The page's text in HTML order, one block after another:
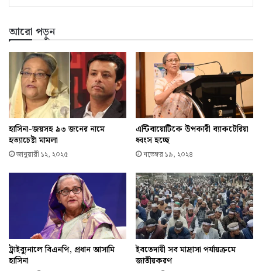
আরো পড়ুন
হাসিনা-জয়সহ ৯৩ জনের নামে
হত্যাচেষ্টা মামলা
জানুয়ারী ১২, ২০২৫
এন্টিবায়োটিকে উপকারী ব্যাকটেরিয়া
ধ্বংস হচ্ছে
নভেম্বর ১৯, ২০২৪
ট্রাইব্যুনালে বিএনপি, প্রধান আসামি
হাসিনা
ইবতেদায়ী সব মাদ্রাসা পর্যায়ক্রমে
জাতীয়করণ